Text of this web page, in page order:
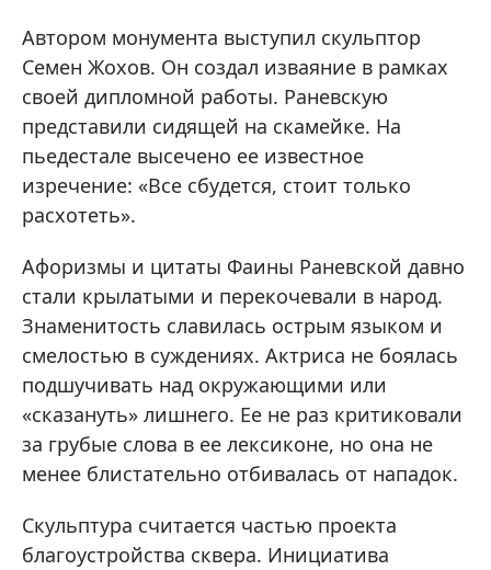
Автором монумента выступил скульптор
Семен Жохов. Он создал изваяние в рамках
своей дипломной работы. Раневскую
представили сидящей на скамейке. На
пьедестале высечено ее известное
изречение: «Все сбудется, стоит только
расхотеть».
Афоризмы и цитаты Фаины Раневской давно
стали крылатыми и перекочевали в народ.
Знаменитость славилась острым языком и
смелостью в суждениях. Актриса не боялась
подшучивать над окружающими или
«сказануть» лишнего. Ее не раз критиковали
за грубые слова в ее лексиконе, но она не
менее блистательно отбивалась от нападок.
Скульптура считается частью проекта
благоустройства сквера. Инициатива